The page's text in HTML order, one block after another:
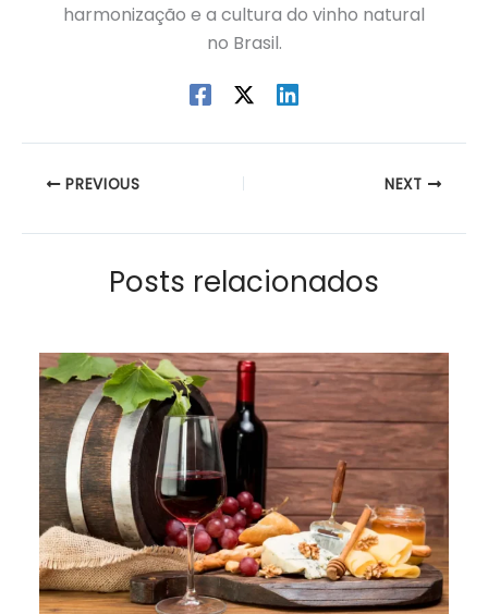
harmonização e a cultura do vinho natural
no Brasil.
PREVIOUS NEXT
Posts relacionados